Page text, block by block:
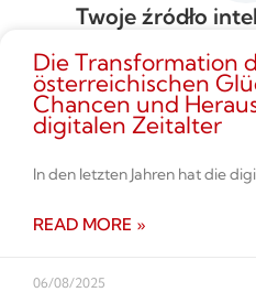
Twoje źródło
Die Transformation
österreichischen
Chancen und
digitalen Zeitalter
In den letzten Jahren hat die
READ MORE »
06/08/2025